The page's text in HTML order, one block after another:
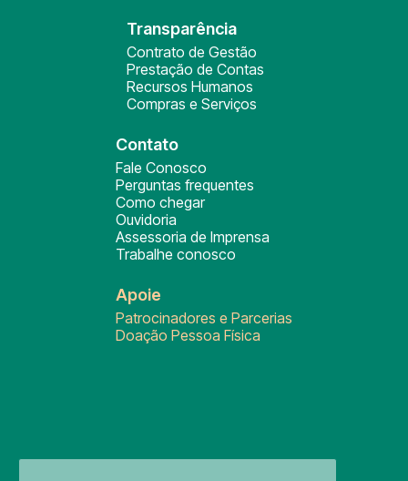
Transparência
Contrato de Gestão
Prestação de Contas
Recursos Humanos
Compras e Serviços
Contato
Fale Conosco
Perguntas frequentes
Como chegar
Ouvidoria
Assessoria de Imprensa
Trabalhe conosco
Apoie
Patrocinadores e Parcerias
Doação Pessoa Física